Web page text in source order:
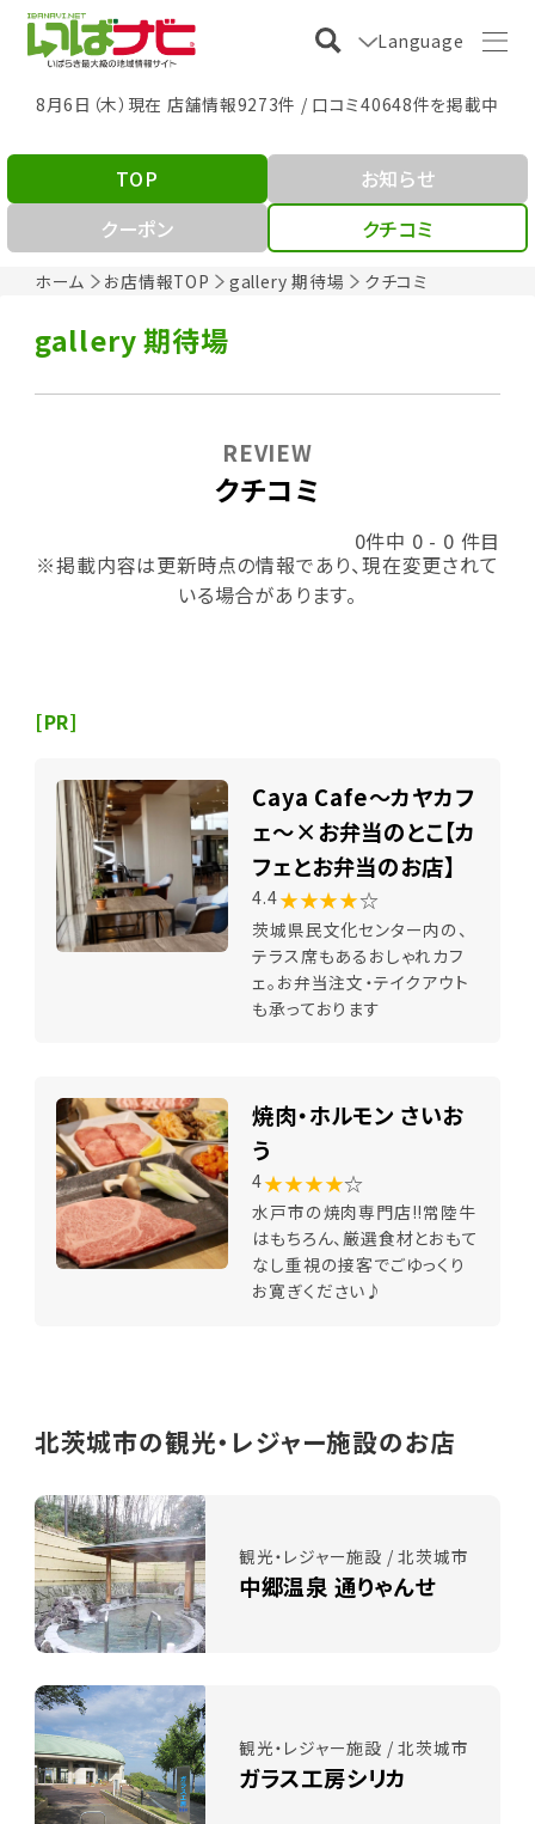
Language
8月6日（木）現在 店舗情報9273件 / 口コミ40648件を掲載中
ホーム お店情報TOP gallery 期待場 クチコミ
TOP
お知らせ
クーポン
クチコミ
gallery 期待場
クチコミ
REVIEW
0件中 0 - 0 件目
※掲載内容は更新時点の情報であり、現在変更されて
いる場合があります。
[PR]
Caya Cafe～カヤカフ
ェ～×お弁当のとこ【カ
フェとお弁当のお店】
4.4★★★★☆
茨城県民文化センター内の、
テラス席もあるおしゃれカフ
ェ。お弁当注文・テイクアウト
も承っております
焼肉・ホルモン さいお
う
4★★★★☆
水戸市の焼肉専門店!!常陸牛
はもちろん、厳選食材とおもて
なし重視の接客でごゆっくり
お寛ぎください♪
北茨城市の観光・レジャー施設のお店
観光・レジャー施設 / 北茨城市
中郷温泉 通りゃんせ
観光・レジャー施設 / 北茨城市
ガラス工房シリカ